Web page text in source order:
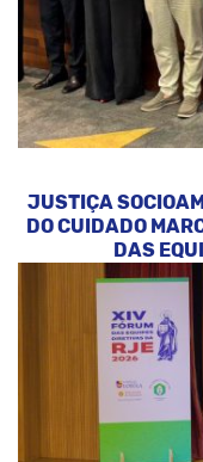
JUSTIÇA
DO CUIDADO
DAS